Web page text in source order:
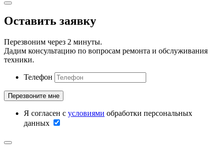
Оставить заявку
Перезвоним через 2 минуты.
Дадим консультацию по вопросам ремонта и обслуживания
техники.
Телефон
Я согласен с условиями обработки персональных
данных